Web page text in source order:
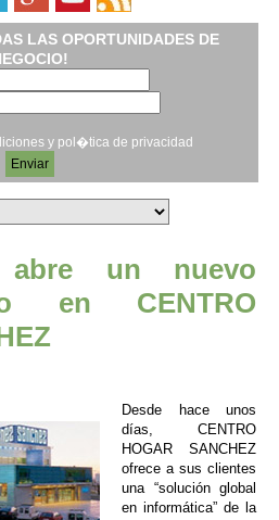
LAS OPORTUNIDADES DE
y pol�tica de privacidad
abre un nuevo
en CENTRO
Desde hace unos
días, CENTRO
HOGAR SANCHEZ
ofrece a sus clientes
una “solución global
en informática” de la